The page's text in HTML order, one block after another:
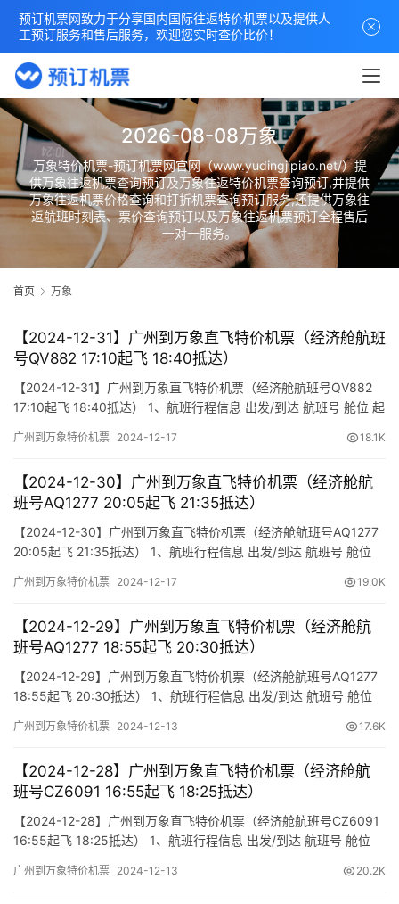
2026-08-08万象
万象特价机票-预订机票网官网（www.yudingjipiao.net/）提
供万象往返机票查询预订及万象往返特价机票查询预订,并提供
万象往返机票价格查询和打折机票查询预订服务,还提供万象往
返航班时刻表、票价查询预订以及万象往返机票预订全程售后
一对一服务。
首页 万象
【2024-12-31】广州到万象直飞特价机票（经济舱航班
号QV882 17:10起飞 18:40抵达）
【2024-12-31】广州到万象直飞特价机票（经济舱航班号QV882
17:10起飞 18:40抵达） 1、航班行程信息 出发/到达 航班号 舱位 起
(class) (Departure Time) (Arrival Time) 出发(TakeOff) …
广州到万象特价机票 2024-12-17 18.1K
【2024-12-30】广州到万象直飞特价机票（经济舱航
班号AQ1277 20:05起飞 21:35抵达）
【2024-12-30】广州到万象直飞特价机票（经济舱航班号AQ1277
20:05起飞 21:35抵达） 1、航班行程信息 出发/到达 航班号 舱位
(class) (Departure Time) (Arrival Time) 出发(TakeOff)…
广州到万象特价机票 2024-12-17 19.0K
【2024-12-29】广州到万象直飞特价机票（经济舱航
班号AQ1277 18:55起飞 20:30抵达）
【2024-12-29】广州到万象直飞特价机票（经济舱航班号AQ1277
18:55起飞 20:30抵达） 1、航班行程信息 出发/到达 航班号 舱位
(class) (Departure Time) (Arrival Time) 出发(TakeOff)…
广州到万象特价机票 2024-12-13 17.6K
【2024-12-28】广州到万象直飞特价机票（经济舱航
班号CZ6091 16:55起飞 18:25抵达）
【2024-12-28】广州到万象直飞特价机票（经济舱航班号CZ6091
16:55起飞 18:25抵达） 1、航班行程信息 出发/到达 航班号 舱位
(class) (Departure Time) (Arrival Time) 出发(TakeOff)…
广州到万象特价机票 2024-12-13 20.2K
预订机票网致力于分享国内国际往返特价机票以及提供人
工预订服务和售后服务，欢迎您实时查价比价！